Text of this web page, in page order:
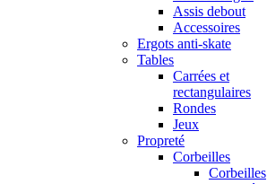
Assis debout
Accessoires
Ergots anti-skate
Tables
Carrées et
rectangulaires
Rondes
Jeux
Propreté
Corbeilles
Corbeilles